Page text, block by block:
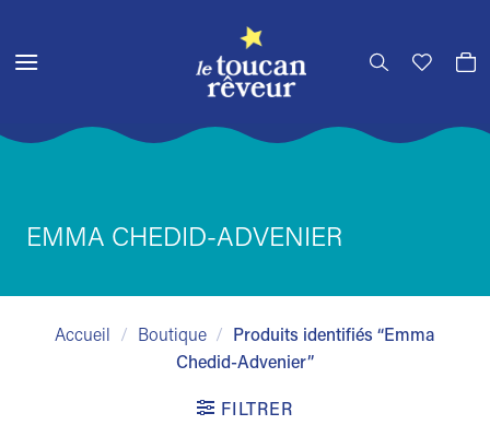
contenu
EMMA CHEDID-ADVENIER
Accueil / Boutique /
Produits identifiés “Emma
Chedid-Advenier”
FILTRER